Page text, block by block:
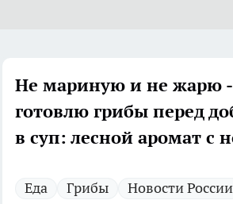
Не мариную и не жарю -
готовлю грибы перед
в суп: лесной аромат с
Еда Грибы Новости России